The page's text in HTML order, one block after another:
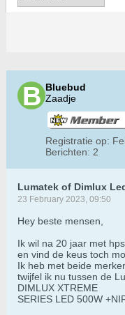
Bluebud
Zaadje
Registratie op:
Berichten: 2
Lumatek of Dimlux
23 February 2023, 09:50
Hey beste mensen,
Ik wil na 20 jaar met
en vind de keus toch
Ik heb met beide
twijfel ik nu tussen de
DIMLUX XTREME
SERIES LED 500W